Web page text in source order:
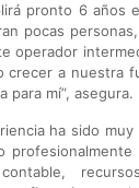
pronto 6 años
pocas
operador
a nuestra
para mí”, asegura.
ha sido muy
profesionalmente